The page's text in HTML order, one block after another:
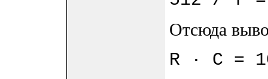
Отсюда
R · C =